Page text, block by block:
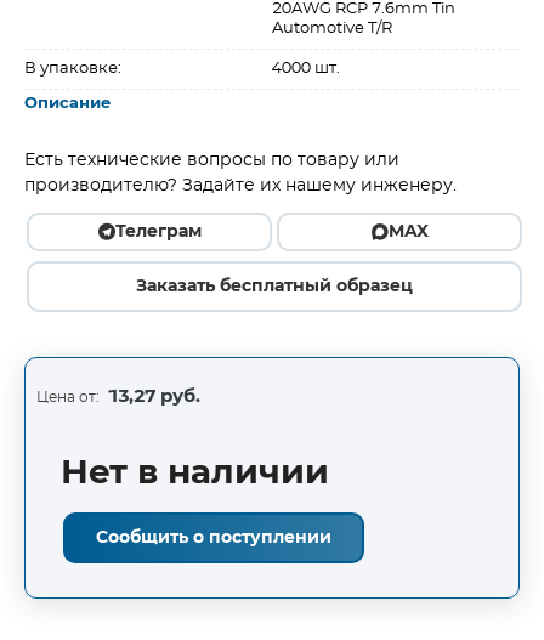
20AWG RCP 7.6mm Tin
Automotive T/R
В упаковке: 4000 шт.
Описание
Есть технические вопросы по товару или
производителю? Задайте их нашему инженеру.
Телеграм MAX
Заказать бесплатный образец
Цена от: 13,27 руб.
Нет в наличии
Сообщить о поступлении